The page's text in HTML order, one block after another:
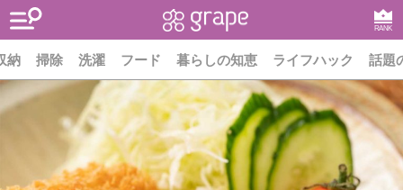
RANK
納 掃除 洗濯 フード 暮らしの知恵 ライフハック 話題